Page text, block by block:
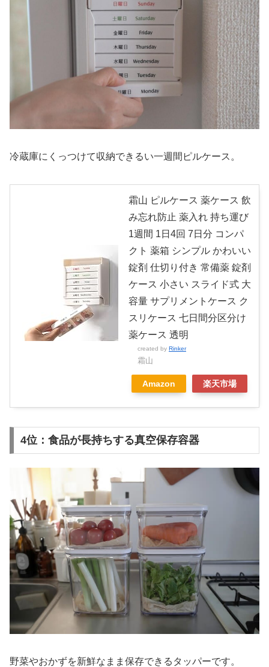
冷蔵庫にくっつけて収納できるい一週間ピルケース。
霜山 ピルケース 薬ケース 飲
み忘れ防止 薬入れ 持ち運び
1週間 1日4回 7日分 コンパ
クト 薬箱 シンプル かわいい
錠剤 仕切り付き 常備薬 錠剤
ケース 小さい スライド式 大
容量 サプリメントケース ク
スリケース 七日間分区分け
薬ケース 透明
created by Rinker
霜山
Amazon 楽天市場
4位：食品が長持ちする真空保存容器
野菜やおかずを新鮮なまま保存できるタッパーです。